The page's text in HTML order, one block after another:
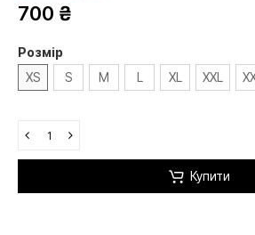
700 ₴
Розмір
XS
S M L XL XXL
Купити